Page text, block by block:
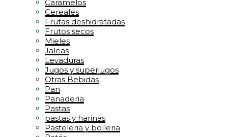
Caramelos
Cereales
Frutas deshidratadas
Frutos secos
Mieles
Jaleas
Levaduras
Jugos y superjugos
Otras Bebidas
Pan
Panaderia
Pastas
pastas y harinas
Pasteleria y bolleria